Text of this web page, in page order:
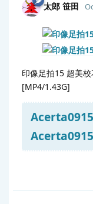
太郎 笹田
印像足拍15 超美
[MP4/1.43G]